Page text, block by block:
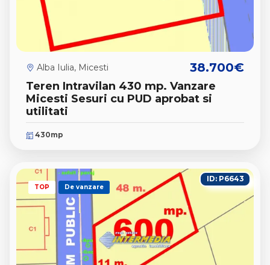
Teren Intravilan 430 mp. Vanzare
Micesti Sesuri cu PUD aprobat si
utilitati
Alba Iulia, Micesti 38.700€
430mp
TOP De vanzare
ID: P6643